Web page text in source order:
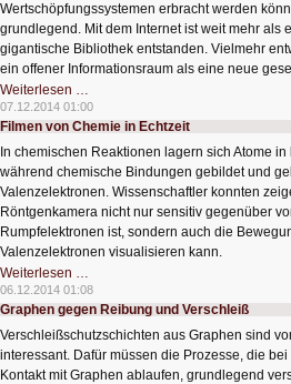
Wertschöpfungssystemen erbracht werden
grundlegend. Mit dem Internet ist weit mehr als
gigantische Bibliothek entstanden. Vielmehr
ein offener Informationsraum als eine neue
Weiterlesen …
Digitalisierung
Wirtschaft
neu
07.12.2014 01:00
Filmen von Chemie in Echtzeit
In chemischen Reaktionen lagern sich Atome
während chemische Bindungen gebildet und
Valenzelektronen. Wissenschaftler konnten
Röntgenkamera nicht nur sensitiv gegenüber
Rumpfelektronen ist, sondern auch die
Valenzelektronen visualisieren kann.
Weiterlesen …
von
Chemie
in
06.12.2014 01:08
Graphen gegen Reibung und Verschleiß
Verschleißschutzschichten aus Graphen sind
interessant. Dafür müssen die Prozesse, die
Kontakt mit Graphen ablaufen, grundlegend